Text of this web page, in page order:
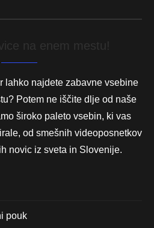
na enem mestu!
lahko najdete zabavne vsebine
Potem ne iščite dlje od naše
široko paleto vsebin, ki vas
od smešnih videoposnetkov
novic iz sveta in Slovenije.
pouk